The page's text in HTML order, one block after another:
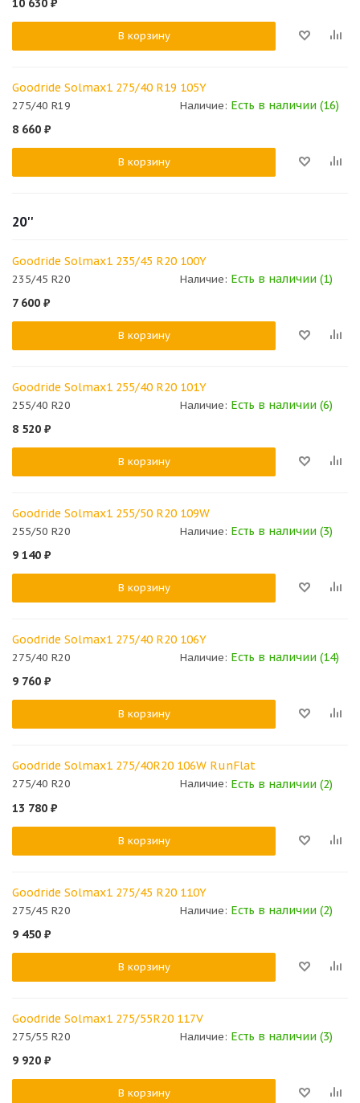
10 630 ₽
В корзину
Goodride Solmax1 275/40 R19 105Y
275/40 R19 Наличие: Есть в наличии (16)
8 660 ₽
В корзину
20''
Goodride Solmax1 235/45 R20 100Y
235/45 R20 Наличие: Есть в наличии (1)
7 600 ₽
В корзину
Goodride Solmax1 255/40 R20 101Y
255/40 R20 Наличие: Есть в наличии (6)
8 520 ₽
В корзину
Goodride Solmax1 255/50 R20 109W
255/50 R20 Наличие: Есть в наличии (3)
9 140 ₽
В корзину
Goodride Solmax1 275/40 R20 106Y
275/40 R20 Наличие: Есть в наличии (14)
9 760 ₽
В корзину
Goodride Solmax1 275/40R20 106W RunFlat
275/40 R20 Наличие: Есть в наличии (2)
13 780 ₽
В корзину
Goodride Solmax1 275/45 R20 110Y
275/45 R20 Наличие: Есть в наличии (2)
9 450 ₽
В корзину
Goodride Solmax1 275/55R20 117V
275/55 R20 Наличие: Есть в наличии (3)
9 920 ₽
В корзину